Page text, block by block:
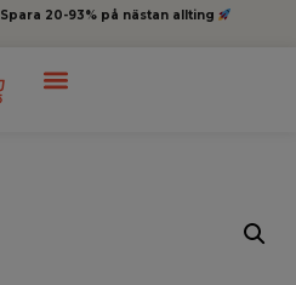
Spara 20-93% på nästan allting